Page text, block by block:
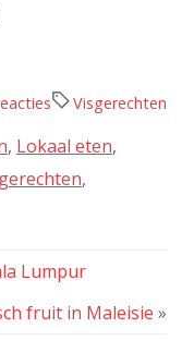
Visgerechten
, Lokaal eten,
,
Lumpur
fruit in Maleisie »